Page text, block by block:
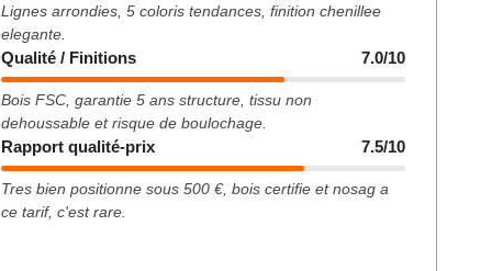
Lignes arrondies, 5 coloris tendances, finition chenillee
elegante.
Qualité / Finitions 7.0/10
Bois FSC, garantie 5 ans structure, tissu non
dehoussable et risque de boulochage.
Rapport qualité-prix 7.5/10
Tres bien positionne sous 500 €, bois certifie et nosag a
ce tarif, c'est rare.